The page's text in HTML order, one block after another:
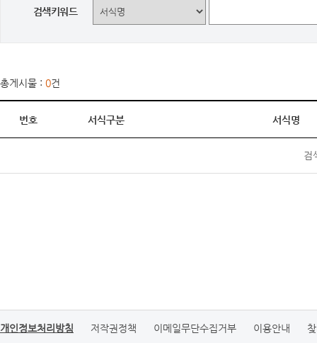
검색키워드
총게시물 : 0건
번호 서식구분 서식명
검
개인정보처리방침 저작권정책 이메일무단수집거부 이용안내